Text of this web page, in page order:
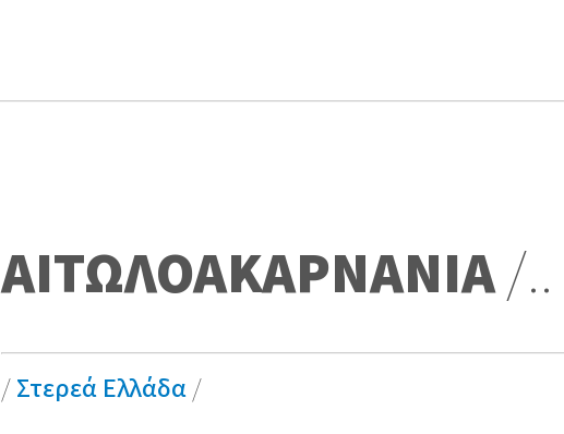
ΑΙΤΩΛΟΑΚΑΡΝΑΝΙΑ/..
/Στερεά Ελλάδα/